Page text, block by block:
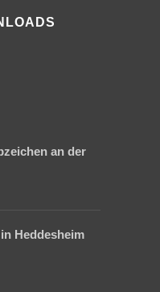
an der
Heddesheim